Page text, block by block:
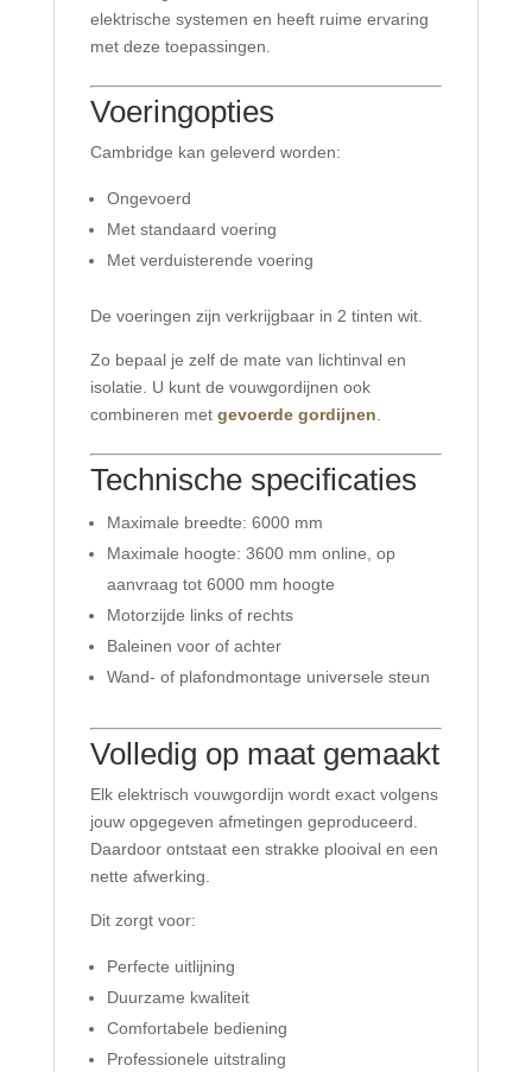
elektrische systemen en heeft ruime ervaring
met deze toepassingen.
Voeringopties
Cambridge kan geleverd worden:
Ongevoerd
Met standaard voering
Met verduisterende voering
De voeringen zijn verkrijgbaar in 2 tinten wit.
Zo bepaal je zelf de mate van lichtinval en
isolatie. U kunt de vouwgordijnen ook
combineren met gevoerde gordijnen
Technische specificaties
Maximale breedte: 6000 mm
Maximale hoogte: 3600 mm online, op
aanvraag tot 6000 mm hoogte
Motorzijde links of rechts
Baleinen voor of achter
Wand- of plafondmontage universele steun
Volledig op maat gemaakt
Elk elektrisch vouwgordijn wordt exact volgens
jouw opgegeven afmetingen geproduceerd.
Daardoor ontstaat een strakke plooival en een
nette afwerking.
Dit zorgt voor:
Perfecte uitlijning
Duurzame kwaliteit
Comfortabele bediening
Professionele uitstraling